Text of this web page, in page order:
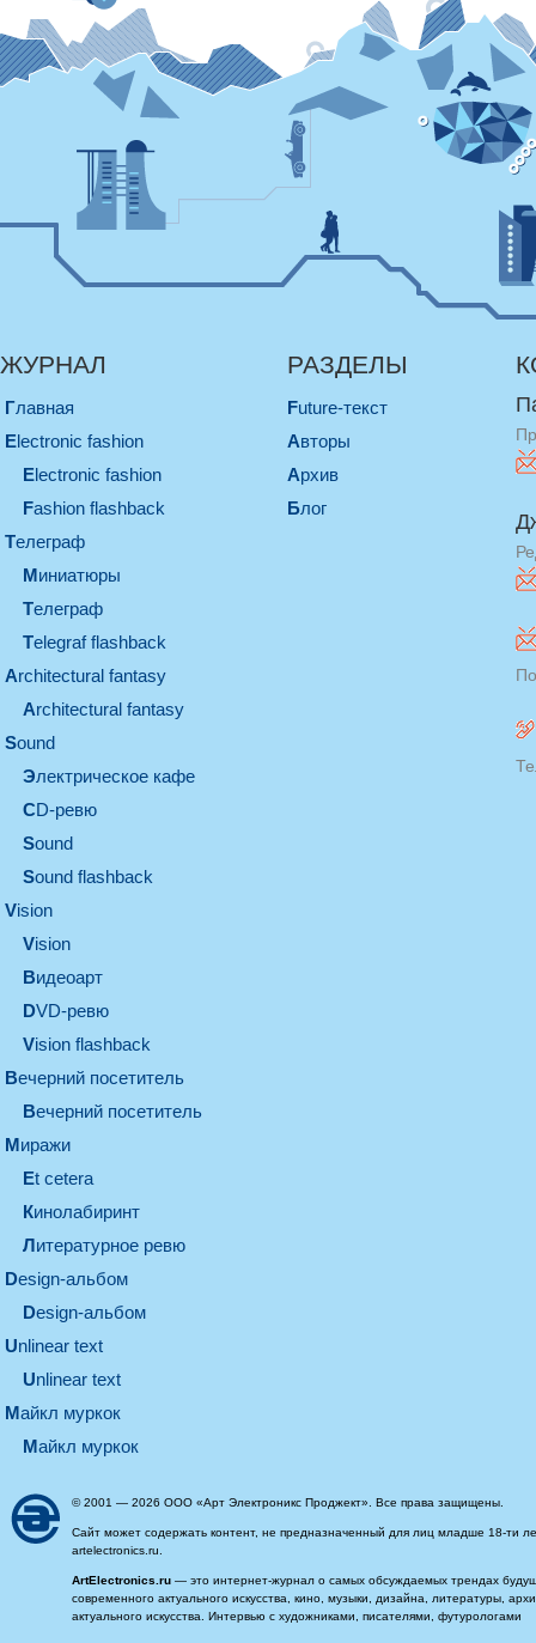
ЖУРНАЛ
Главная
electronic fashion
electronic fashion
Fashion flashback
телеграф
миниатюры
телеграф
Telegraf flashback
architectural fantasy
architectural fantasy
sound
электрическое кафе
CD-ревю
sound
Sound flashback
vision
vision
видеоарт
DVD-ревю
Vision flashback
вечерний посетитель
вечерний посетитель
миражи
et cetera
кинолабиринт
литературное ревю
design-альбом
design-альбом
unlinear text
Unlinear text
майкл муркок
майкл муркок
РАЗДЕЛЫ
Future-текст
Авторы
Архив
Блог
© 2001 — 2026 ООО «Арт Электроникс Проджект». Все права защищены.
Сайт может содержать контент, не предназначенный для лиц младше 18-ти
artelectronics.ru.
ArtElectronics.ru — это интернет-журнал о самых обсуждаемых трендах
современного актуального искусства, кино, музыки, дизайна, литературы,
актуального искусства. Интервью с художниками, писателями, футурологами